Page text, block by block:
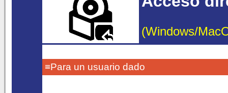
(Windows/
≡Para un usuario dado